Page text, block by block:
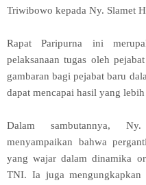
Triwibowo kepada Ny. Slamet
Rapat Paripurna ini
pelaksanaan tugas oleh
gambaran bagi pejabat baru
dapat mencapai hasil yang
Dalam sambutannya,
menyampaikan bahwa
yang wajar dalam dinamika
TNI. Ia juga mengungkapkan